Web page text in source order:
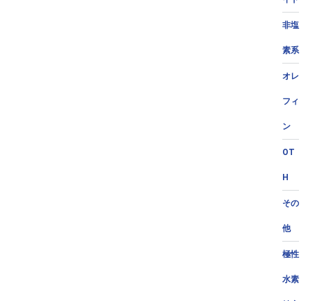
非塩
素系
オレ
フィ
ン
OT
H
その
他
極性
水素